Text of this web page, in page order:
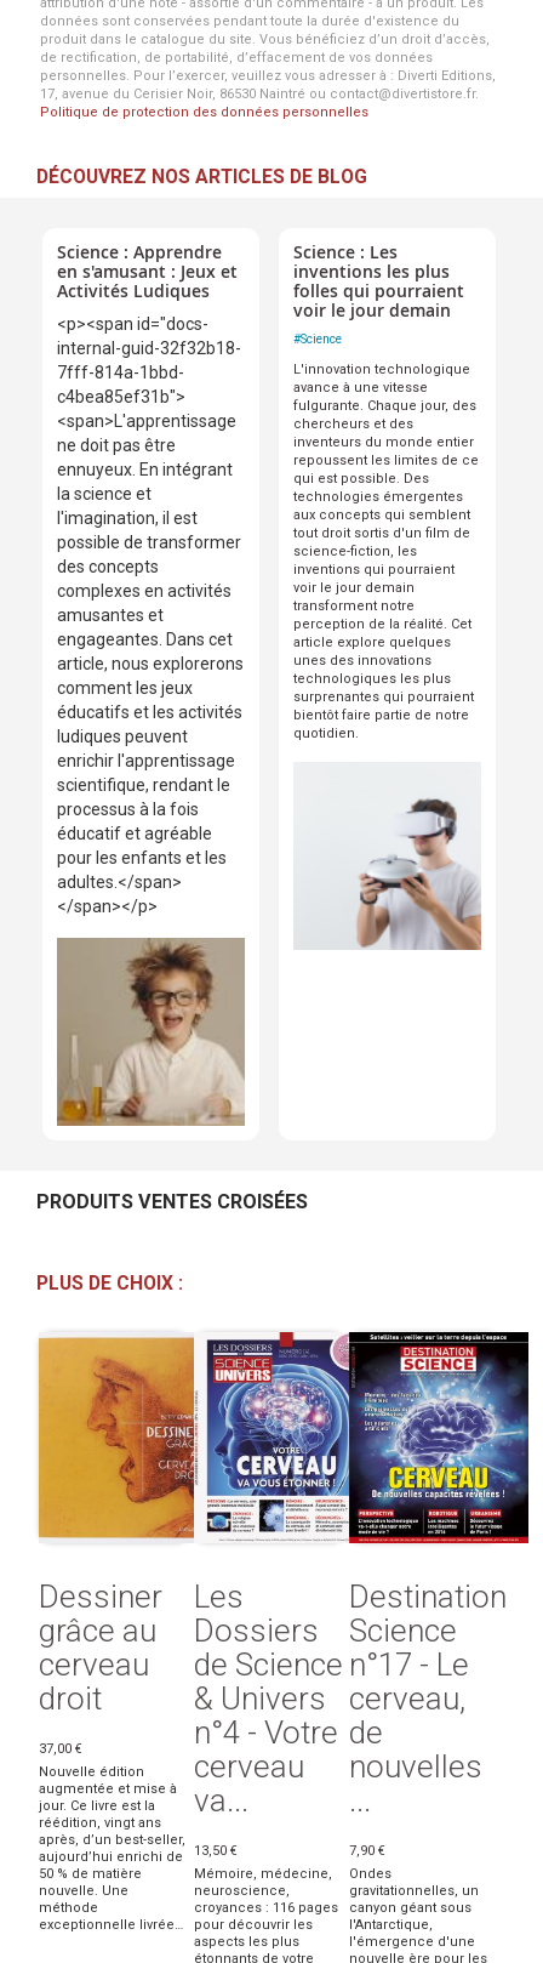
données sont conservées pendant toute la durée d'existence du
produit dans le catalogue du site. Vous bénéficiez d’un droit d’accès,
de rectification, de portabilité, d’effacement de vos données
personnelles. Pour l’exercer, veuillez vous adresser à : Diverti Editions,
17, avenue du Cerisier Noir, 86530 Naintré ou contact@divertistore.fr.
Politique de protection des données personnelles
DÉCOUVREZ NOS ARTICLES DE BLOG
Science : Apprendre
en s'amusant : Jeux et
Activités Ludiques
<p><span id="docs-
internal-guid-32f32b18-
7fff-814a-1bbd-
c4bea85ef31b">
<span>L'apprentissage
ne doit pas être
ennuyeux. En intégrant
la science et
l'imagination, il est
possible de transformer
des concepts
complexes en activités
amusantes et
engageantes. Dans cet
article, nous explorerons
comment les jeux
éducatifs et les activités
ludiques peuvent
enrichir l'apprentissage
scientifique, rendant le
processus à la fois
éducatif et agréable
pour les enfants et les
adultes.</span>
</span></p>
Science : Les
inventions les plus
folles qui pourraient
voir le jour demain
#Science
L'innovation technologique
avance à une vitesse
fulgurante. Chaque jour, des
chercheurs et des
inventeurs du monde entier
repoussent les limites de ce
qui est possible. Des
technologies émergentes
aux concepts qui semblent
tout droit sortis d'un film de
science-fiction, les
inventions qui pourraient
voir le jour demain
transforment notre
perception de la réalité. Cet
article explore quelques
unes des innovations
technologiques les plus
surprenantes qui pourraient
bientôt faire partie de notre
quotidien.
PRODUITS VENTES CROISÉES
PLUS DE CHOIX :
Dessiner
grâce au
cerveau
droit
37,00 €
Nouvelle édition
augmentée et mise à
jour. Ce livre est la
réédition, vingt ans
après, d’un best-seller,
aujourd’hui enrichi de
50 % de matière
nouvelle. Une
méthode
exceptionnelle livrée…
Les
Dossiers
de Science
& Univers
n°4 - Votre
cerveau
va...
13,50 €
Mémoire, médecine,
neuroscience,
croyances : 116 pages
pour découvrir les
aspects les plus
étonnants de votre
Destination
Science
n°17 - Le
cerveau,
de
nouvelles
...
7,90 €
Ondes
gravitationnelles, un
canyon géant sous
l'Antarctique,
l'émergence d'une
nouvelle ère pour les